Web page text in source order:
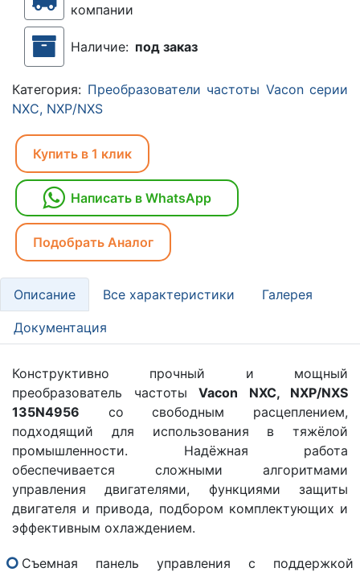
компании
Наличие: под заказ
Категория: Преобразователи частоты Vacon серии
NXC, NXP/NXS
Купить в 1 клик
Написать в WhatsApp
Подобрать Аналог
Описание Все характеристики Галерея
Документация
Конструктивно прочный и мощный
преобразователь частоты Vacon NXC, NXP/NXS
135N4956 со свободным расцеплением,
подходящий для использования в тяжёлой
промышленности. Надёжная работа
обеспечивается сложными алгоритмами
управления двигателями, функциями защиты
двигателя и привода, подбором комплектующих и
эффективным охлаждением.
Съемная панель управления с поддержкой